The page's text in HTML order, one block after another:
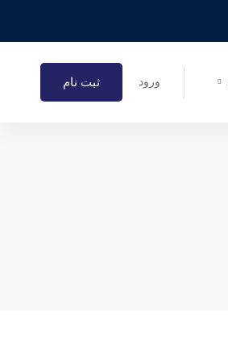
ورود ثبت نام